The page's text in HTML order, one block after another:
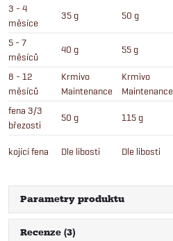
3 - 4
měsíce
35 g 50 g
5 - 7
měsíců
40 g 55 g
8 - 12
měsíců
Krmivo
Maintenance
Krmivo
Maintenance
fena 3/3
březosti
50 g 115 g
kojící fena Dle libosti Dle libosti
Parametry produktu
Recenze (3)